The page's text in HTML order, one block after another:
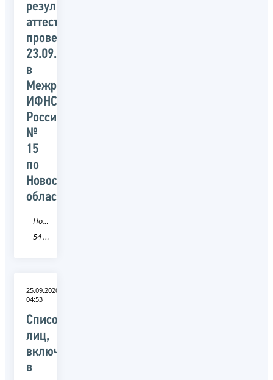
результатам
аттестации,
проведенной
23.09.2020
в
Межрайонной
ИФНС
России
№
15
по
Новосибирской
области
Новость
54 Новосибирская область
25.09.2020
04:53
Список
лиц,
включенных
в